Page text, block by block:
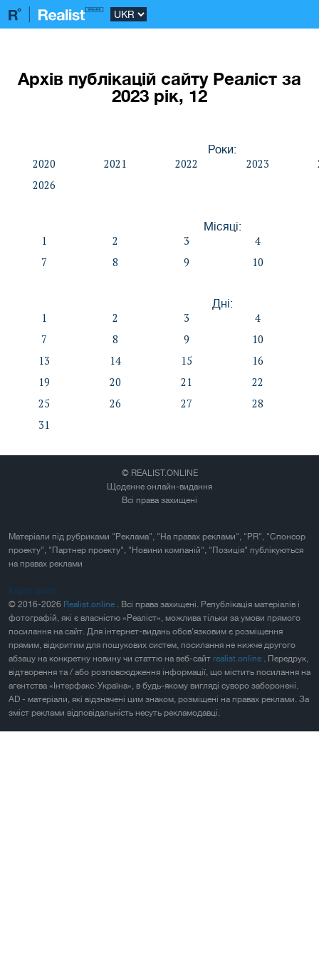
Архів публікацій сайту Реаліст за
2023 рік, 12
Роки:
2020 2021 2022 2023
2026
Місяці:
1 2 3
4
7
8 9 10
Дні:
1 2 3
4
7
8 9
10
13
14 15
16
19
20 21
22
25
26 27
28
31
© REALIST.ONLINE
Щоденне онлайн-видання
Всі права захищені
Матеріали під рубриками "Реклама", "На правах реклами", "PR", "Спонсор
проекту", "Партнер проекту", "Новини компаній", "Позиція" публікуються
на правах реклами
Карта сайта
© 2016-2026 Realist.online . Всі права захищені. Републікація матеріалів і
фотографій, які є власністю «Реаліст», можлива тільки за умови прямого
посилання на сайт. Для інтернет-видань обов'язковим є розміщення
прямим, відкритим для пошукових систем, посилання не нижче другого
абзацу на конкретну новину чи статтю на веб-сайт realist.online . Передрук,
відтворення та / або розповсюдження інформації, що містить посилання на
агентства «Інтерфакс-Україна», в будь-якому вигляді суворо заборонені.
AD - матеріали, які відзначені цим знаком, розміщені на правах реклами. За
зміст реклами відповідальність несуть рекламодавці.